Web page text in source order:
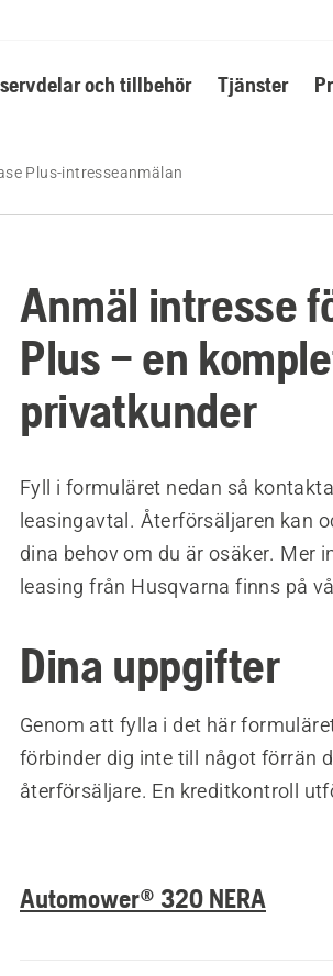
och tillbehör Tjänster
Plus-intresseanmälan
Anmäl intresse
Plus – en
privatkunder
Fyll i formuläret nedan så
leasingavtal. Återförsäljaren kan
dina behov om du är osäker. Mer
leasing från Husqvarna finns på
Dina uppgifter
Genom att fylla i det här
förbinder dig inte till något förrän
återförsäljare. En kreditkontroll
Automower® 320 NERA